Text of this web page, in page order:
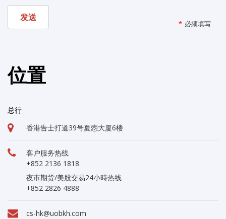
发送
位置
总行
香港告士打道39号夏悫大厦6楼
客户服务热线
+852 2136 1818
夜市期货/美股交易24小時热线
+852 2826 4888
cs-hk@uobkh.com